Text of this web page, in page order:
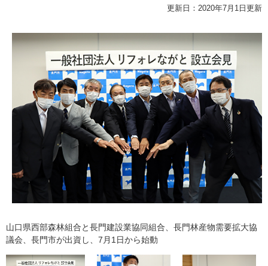
更新日：2020年7月1日更新
山口県西部森林組合と長門建設業協同組合、長門林産物需要拡大協
議会、長門市が出資し、7月1日から始動